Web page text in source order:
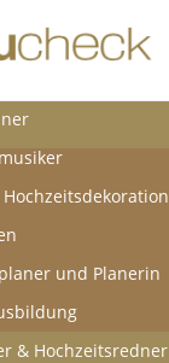
und Planerin
& Hochzeitsredner